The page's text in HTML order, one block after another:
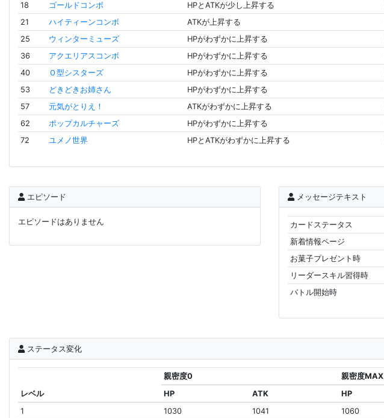
18
ゴールドコンボ HPとATKが少し上昇する
21
ハイティーンコンボ ATKが上昇する
25
ウィンターミューズ HPがわずかに上昇する
36
アクエリアスコンボ HPがわずかに上昇する
40
Ｏ型シスターズ HPがわずかに上昇する
53
どきどきお姉さん HPがわずかに上昇する
57
元気がとりえ！ ATKがわずかに上昇する
62
ポップカルチャーズ HPがわずかに上昇する
72
ユメノ世界 HPとATKがわずかに上昇する
エピソード
エピソードはありません
メッセージテキスト
カードステータス
新着情報ページ
お菓子プレゼント時
リーダースキル習得時
バトル開始時
ステータス変化
レベル
親密度0 親密度MAX
HP
ATK HP
1
1030 1041 1060